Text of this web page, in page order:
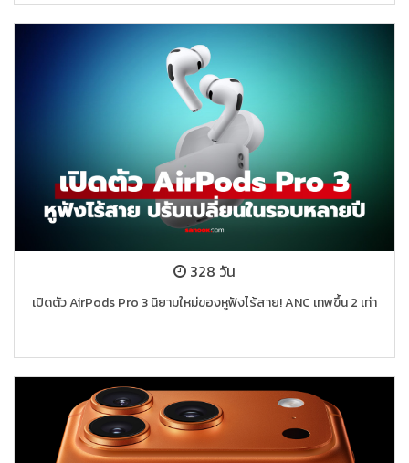
328 วัน
เปิดตัว AirPods Pro 3 นิยามใหม่ของหูฟังไร้สาย! ANC เทพขึ้น 2 เท่า